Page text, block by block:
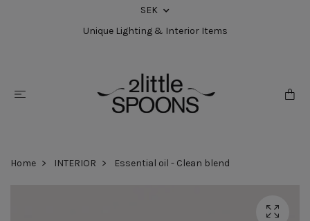
SEK
Unique Lighting & Interior Items
Home INTERIOR Essential oil - Clean blend